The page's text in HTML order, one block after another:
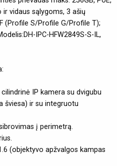
ir vidaus sąlygoms, 3 ašių
(Profile S/Profile G/Profile T);
IPC-HFW2849S-S-IL,
cilindrinė IP kamera su dvigubu
šviesa) ir su integruotu
į perimetrą.
(objektyvo apžvalgos kampas